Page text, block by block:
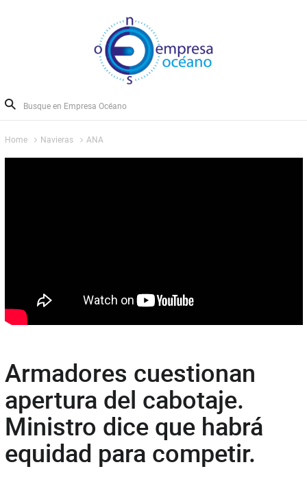
Home Navieras ANA
Armadores cuestionan
apertura del cabotaje.
Ministro dice que habrá
equidad para competir.